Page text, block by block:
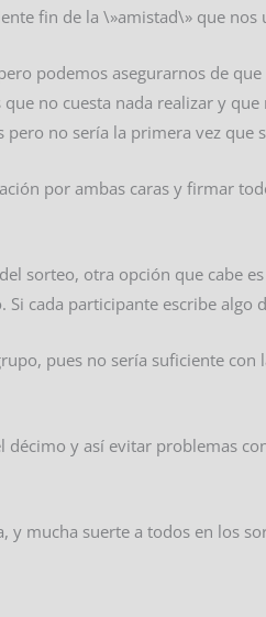
fin de la \»amistad\» que
podemos asegurarnos de
no cuesta nada realizar y
no sería la primera vez que
por ambas caras y firmar
sorteo, otra opción que cabe
cada participante escribe
pues no sería suficiente
y así evitar problemas
y mucha suerte a todos en los